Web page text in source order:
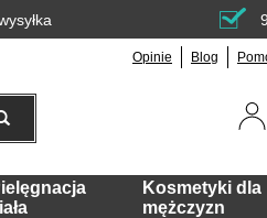
Opinie Blog
Kosmetyki dla
mężczyzn